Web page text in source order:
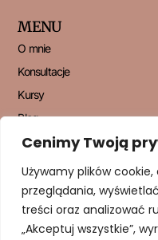
Cenimy Twoją
Używamy plików
przeglądania,
treści oraz analizować
„Akceptuj wszystkie”,
MENU
O mnie
Konsultacje
Kursy
Blog
Kontakt
NEWSLETTER